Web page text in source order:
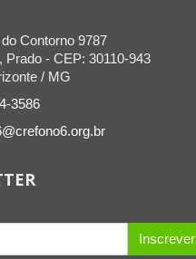
Contorno 9787
Prado - CEP: 30110-943
/ MG
3586
Inscrever